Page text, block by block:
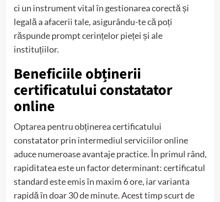
ci un instrument vital în gestionarea corectă și
legală a afacerii tale, asigurându-te că poți
răspunde prompt cerințelor pieței și ale
instituțiilor.
Beneficiile obținerii
certificatului constatator
online
Optarea pentru obținerea certificatului
constatator prin intermediul serviciilor online
aduce numeroase avantaje practice. În primul rând,
rapiditatea este un factor determinant: certificatul
standard este emis în maxim 6 ore, iar varianta
rapidă în doar 30 de minute. Acest timp scurt de